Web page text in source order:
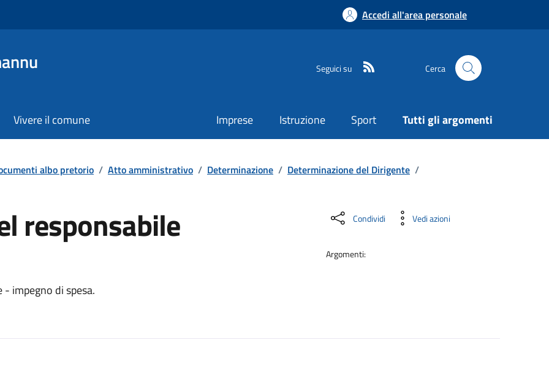
Accedi all'area personale
Seguici su Cerca
Vivere il comune Imprese Istruzione Sport Tutti gli argomenti
albo pretorio / Atto amministrativo / Determinazione / Determinazione del Dirigente /
responsabile
impegno di spesa.
Condividi Vedi azioni
Argomenti: